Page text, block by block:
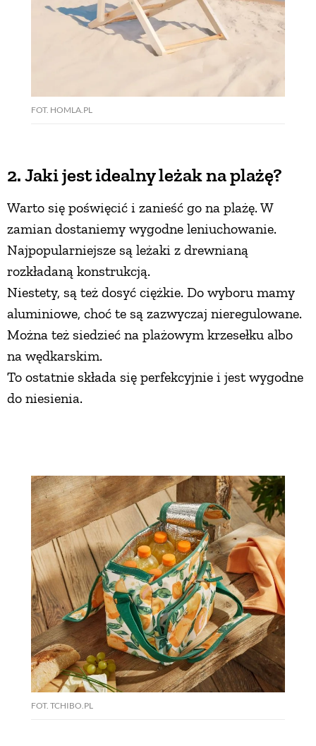
FOT. HOMLA.PL
2. Jaki jest idealny leżak na plażę?
Warto się poświęcić i zanieść go na plażę. W
zamian dostaniemy wygodne leniuchowanie.
Najpopularniejsze są leżaki z drewnianą
rozkładaną konstrukcją.
Niestety, są też dosyć ciężkie. Do wyboru mamy
aluminiowe, choć te są zazwyczaj nieregulowane.
Można też siedzieć na plażowym krzesełku albo
na wędkarskim.
To ostatnie składa się perfekcyjnie i jest wygodne
do niesienia.
FOT. TCHIBO.PL